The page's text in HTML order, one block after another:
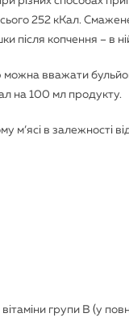
252 кКал.
після копчення – в
вважати
на 100 мл продукту.
м’ясі в залежності
вітаміни групи В (у